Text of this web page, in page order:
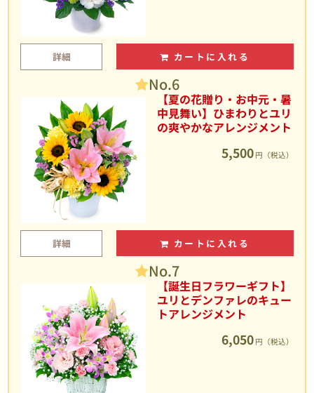
詳細 カートに入れる
No.6
【夏の花贈り・お中元・暑
中見舞い】ひまわりとユリ
の爽やかなアレンジメント
5,500 円（税込）
詳細 カートに入れる
No.7
【誕生日フラワーギフト】
ユリとデンファレのキュー
トアレンジメント
6,050 円（税込）